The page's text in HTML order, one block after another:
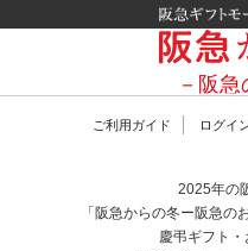
ご利用ガイド ログイ
2025年の
「阪急からの冬ー阪急の
慶弔ギフト